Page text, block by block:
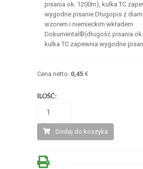
pisania ok. 1200m), kulka TC
wygodne pisanie Długopis z
wzorem i niemieckim wkładem
Dokumental®(długość pisania
kulka TC zapewnia wygodne
Cena netto: 0,45€
ILOŚĆ:
Dodaj do koszyka